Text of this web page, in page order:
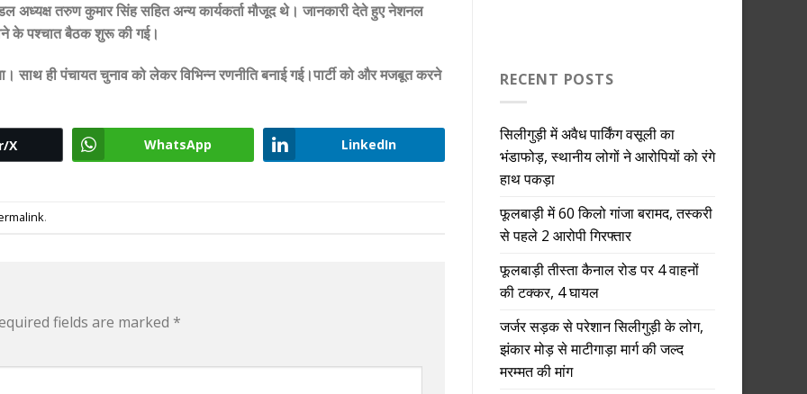
अध्यक्ष तरुण कुमार सिंह सहित अन्य कार्यकर्ता मौजूद थे। जानकारी देते हुए नेशनल
के पश्चात बैठक शुरू की गई।
साथ ही पंचायत चुनाव को लेकर विभिन्न रणनीति बनाई गई।पार्टी को और मजबूत करने
X WhatsApp LinkedIn
.
fields are marked *
RECENT POSTS
सिलीगुड़ी में अवैध पार्किंग वसूली का
भंडाफोड़, स्थानीय लोगों ने आरोपियों को रंगे
हाथ पकड़ा
फूलबाड़ी में 60 किलो गांजा बरामद, तस्करी
से पहले 2 आरोपी गिरफ्तार
फूलबाड़ी तीस्ता कैनाल रोड पर 4 वाहनों
की टक्कर, 4 घायल
जर्जर सड़क से परेशान सिलीगुड़ी के लोग,
झंकार मोड़ से माटीगाड़ा मार्ग की जल्द
मरम्मत की मांग